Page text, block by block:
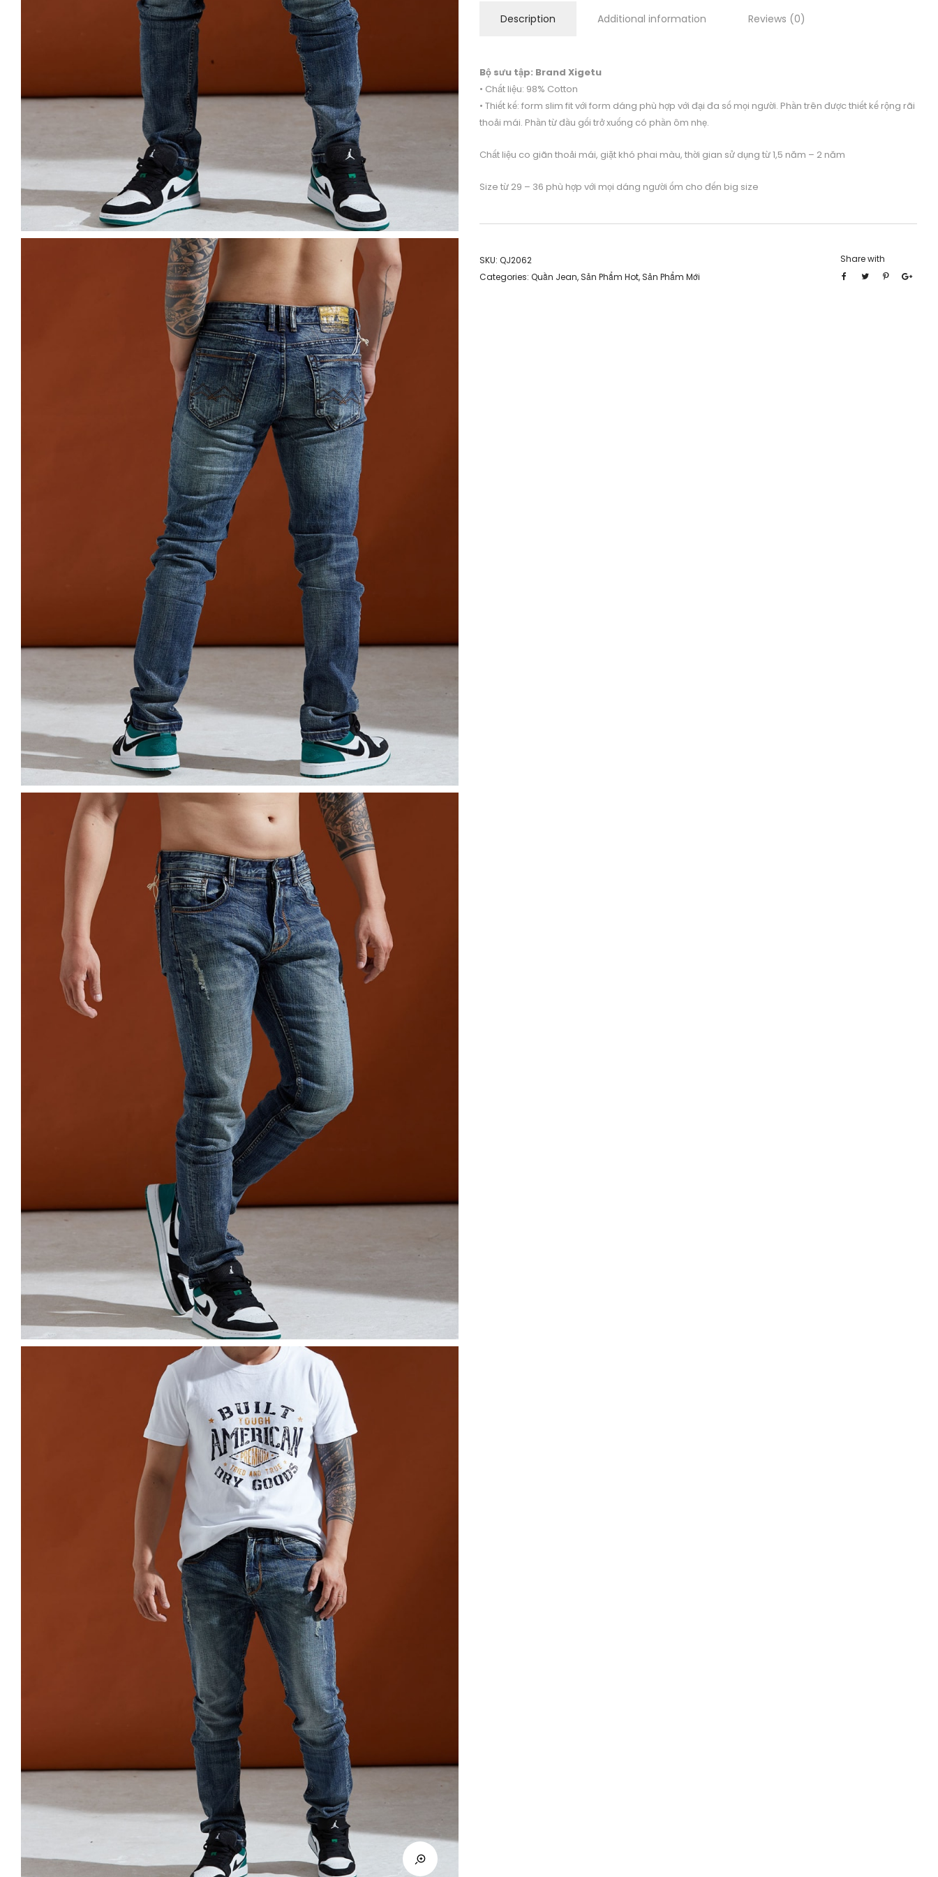
Description Additional information Reviews (0)
Bộ sưu tập: Brand Xigetu
• Chất liệu: 98% Cotton
• Thiết kế: form slim fit với form dáng phù hợp với đại đa số mọi người. Phần trên được thiết kế rộng rãi
thoải mái. Phần từ đầu gối trở xuống có phần ôm nhẹ.
Chất liệu co giãn thoải mái, giặt khó phai màu, thời gian sử dụng từ 1,5 năm – 2 năm
Size từ 29 – 36 phù hợp với mọi dáng người ốm cho đến big size
SKU: QJ2062
Categories: Quần Jean, Sản Phẩm Hot, Sản Phẩm Mới
Share with